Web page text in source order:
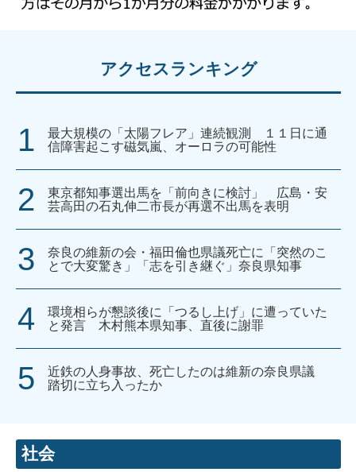
アクセスランキング
最大規模の「太陽フレア」連続観測 １１日に通
信障害起こす磁気嵐、オーロラの可能性
東京都知事選出馬を「前向きに検討」 広島・安
芸高田の石丸伸二市長が再選不出馬を表明
奈良の維新の会・福田倫也県議死亡に「突然のこ
とで大変驚き」「志を引き継ぐ」奈良県知事
環境相らが懇談後に「つるし上げ」に遭っていた
と発言 木村熊本県知事、直後に謝罪
近鉄の人身事故、死亡したのは維新の奈良県議
踏切に立ち入ったか
社会